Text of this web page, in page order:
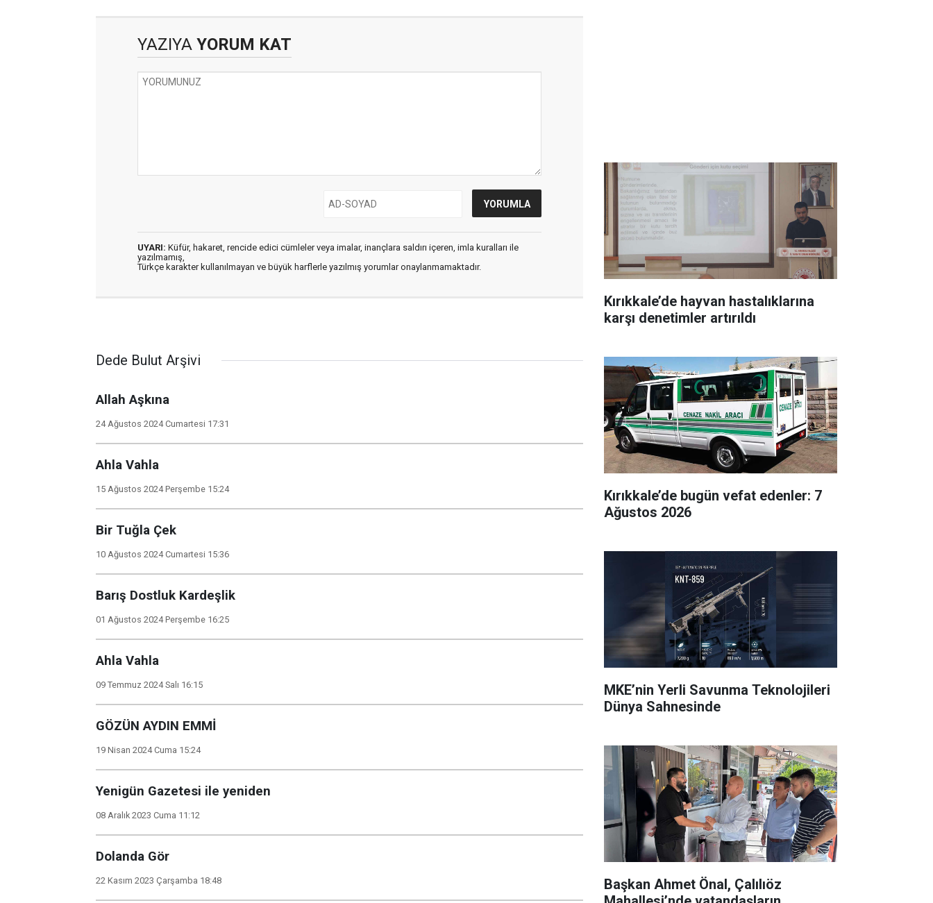
YAZIYA YORUM KAT
UYARI: Küfür, hakaret, rencide edici cümleler veya imalar, inançlara saldırı içeren, imla kuralları ile
yazılmamış,
Türkçe karakter kullanılmayan ve büyük harflerle yazılmış yorumlar onaylanmamaktadır.
Dede Bulut Arşivi
Allah Aşkına
24 Ağustos 2024 Cumartesi 17:31
Ahla Vahla
15 Ağustos 2024 Perşembe 15:24
Bir Tuğla Çek
10 Ağustos 2024 Cumartesi 15:36
Barış Dostluk Kardeşlik
01 Ağustos 2024 Perşembe 16:25
Ahla Vahla
09 Temmuz 2024 Salı 16:15
GÖZÜN AYDIN EMMİ
19 Nisan 2024 Cuma 15:24
Yenigün Gazetesi ile yeniden
08 Aralık 2023 Cuma 11:12
Dolanda Gör
22 Kasım 2023 Çarşamba 18:48
Kırıkkale’de hayvan hastalıklarına
karşı denetimler artırıldı
Kırıkkale’de bugün vefat edenler: 7
Ağustos 2026
MKE’nin Yerli Savunma Teknolojileri
Dünya Sahnesinde
Başkan Ahmet Önal, Çalılıöz